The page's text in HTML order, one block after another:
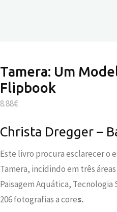
Tamera: Um
Flipbook
8.88€
Christa Dregger –
Este livro procura esclarecer o
Tamera, incidindo em três
Paisagem Aquática, Tecnologia
206 fotografias a cores.